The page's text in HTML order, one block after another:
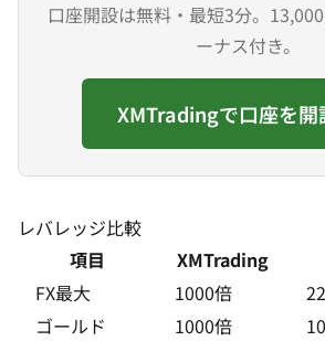
口座開設は無料・最短3分。
ーナス付き。
XMTradingで口座を開
レバレッジ比較
項目
XMTrading
FX最大
1000倍
ゴールド
1000倍